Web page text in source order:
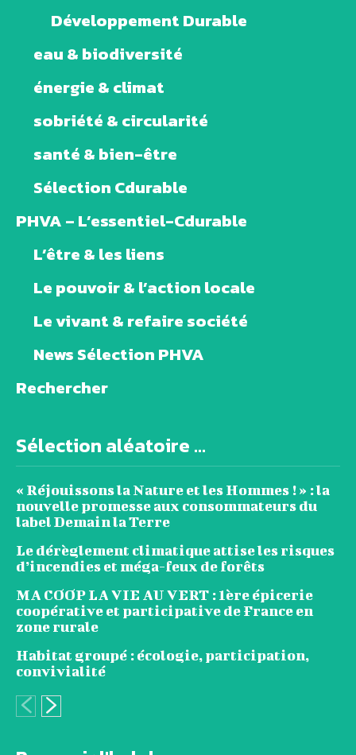
Développement Durable
eau & biodiversité
énergie & climat
sobriété & circularité
santé & bien-être
Sélection Cdurable
PHVA – L’essentiel-Cdurable
L’être & les liens
Le pouvoir & l’action locale
Le vivant & refaire société
News Sélection PHVA
Rechercher
Sélection aléatoire ...
« Réjouissons la Nature et les Hommes ! » : la
nouvelle promesse aux consommateurs du
label Demain la Terre
Le dérèglement climatique attise les risques
d’incendies et méga-feux de forêts
MA COOP LA VIE AU VERT : 1ère épicerie
coopérative et participative de France en
zone rurale
Habitat groupé : écologie, participation,
convivialité